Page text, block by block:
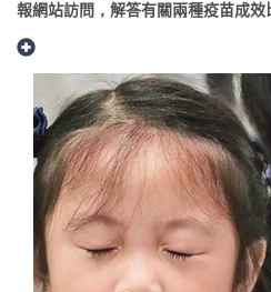
報網站訪問，解答有關兩種疫苗成